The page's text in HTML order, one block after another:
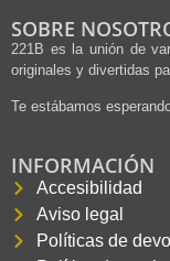
SOBRE
221B es la unión de
originales y divertidas
Te estábamos
INFORMACIÓN
Accesibilidad
Aviso legal
Políticas de